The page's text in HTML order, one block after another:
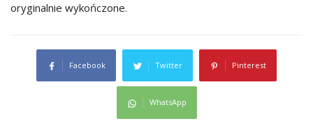
oryginalnie wykończone.
Facebook Twitter Pinterest
WhatsApp